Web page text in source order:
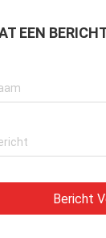
EEN
Bericht